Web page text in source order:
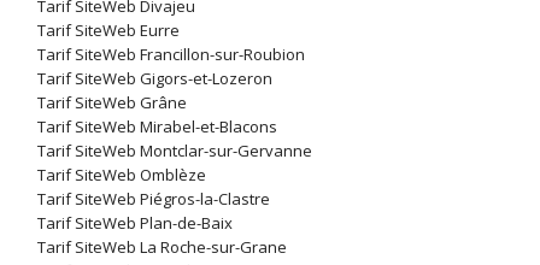
Tarif SiteWeb Divajeu
Tarif SiteWeb Eurre
Tarif SiteWeb Francillon-sur-Roubion
Tarif SiteWeb Gigors-et-Lozeron
Tarif SiteWeb Grâne
Tarif SiteWeb Mirabel-et-Blacons
Tarif SiteWeb Montclar-sur-Gervanne
Tarif SiteWeb Omblèze
Tarif SiteWeb Piégros-la-Clastre
Tarif SiteWeb Plan-de-Baix
Tarif SiteWeb La Roche-sur-Grane